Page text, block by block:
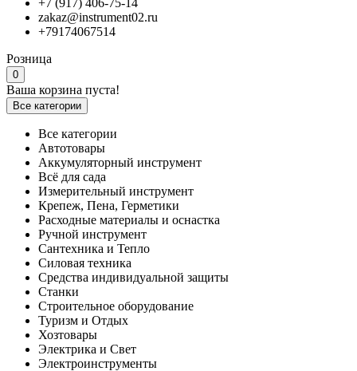
+7 (917) 406-75-14
zakaz@instrument02.ru
+79174067514
Розница
0
Ваша корзина пуста!
Все категории
Все категории
Автотовары
Аккумуляторный инструмент
Всё для сада
Измерительный инструмент
Крепеж, Пена, Герметики
Расходные материалы и оснастка
Ручной инструмент
Сантехника и Тепло
Силовая техника
Средства индивидуальной защиты
Станки
Строительное оборудование
Туризм и Отдых
Хозтовары
Электрика и Свет
Электроинструменты